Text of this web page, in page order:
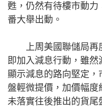
甦，仍然有待樓市動
番大舉出動。
上周美國聯儲局再
即加入減息行動，雖
顯示減息的路向堅定
盤輕微提價，加價幅
未落實往後推出的貨